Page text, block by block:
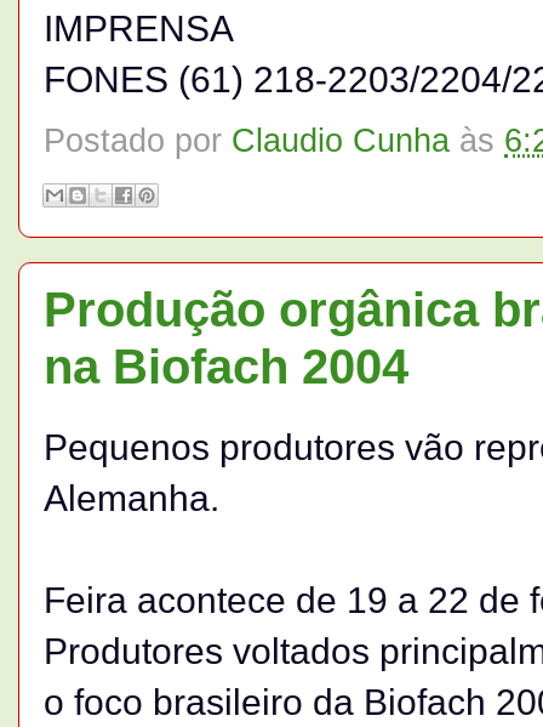
IMPRENSA
FONES (61) 218-2203/2204/
Postado por Claudio Cunha às
Produção orgânica
na Biofach 2004
Pequenos produtores vão
Alemanha.
Feira acontece de 19 a 22 de
Produtores voltados
o foco brasileiro da Biofach